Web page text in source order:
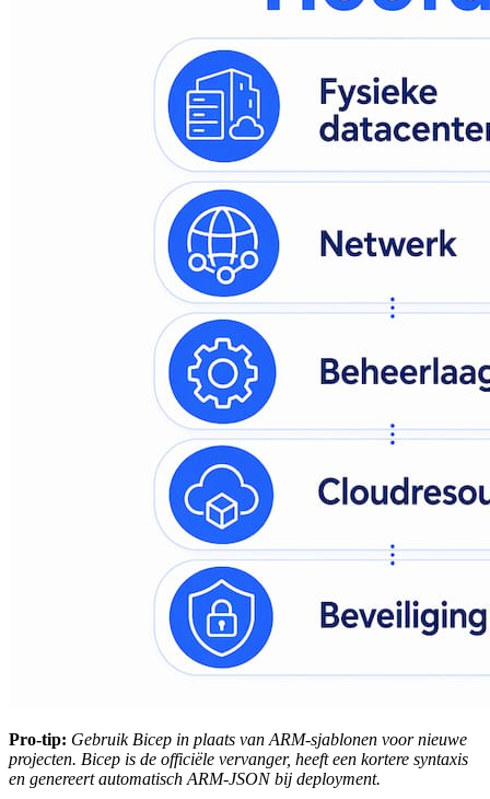
Pro-tip: Gebruik Bicep in plaats van ARM-sjablonen voor nieuwe
projecten. Bicep is de officiële vervanger, heeft een kortere syntaxis
en genereert automatisch ARM-JSON bij deployment.